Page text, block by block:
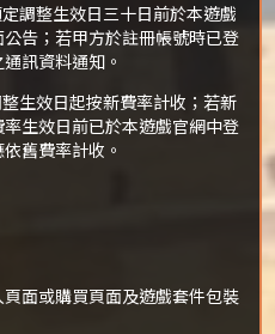
調整生效日三十日前於本遊戲
告；若甲方於註冊帳號時已登
訊資料通知。
生效日起按新費率計收；若新
生效日前已於本遊戲官網中登
舊費率計收。
面或購買頁面及遊戲套件包裝